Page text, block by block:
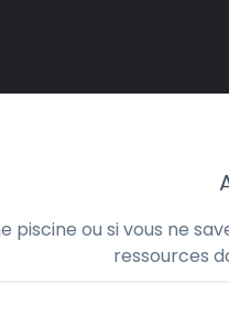
piscine ou si vous ne
ressources